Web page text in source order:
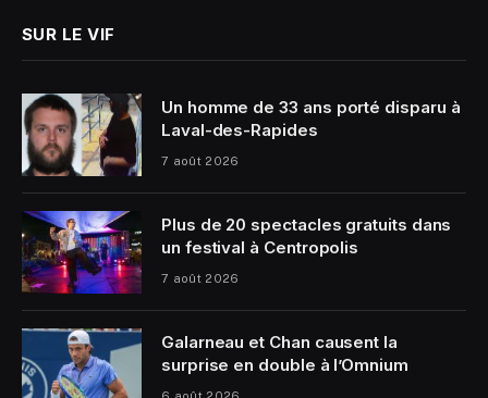
SUR LE VIF
Un homme de 33 ans porté disparu à
Laval-des-Rapides
7 août 2026
Plus de 20 spectacles gratuits dans
un festival à Centropolis
7 août 2026
Galarneau et Chan causent la
surprise en double à l’Omnium